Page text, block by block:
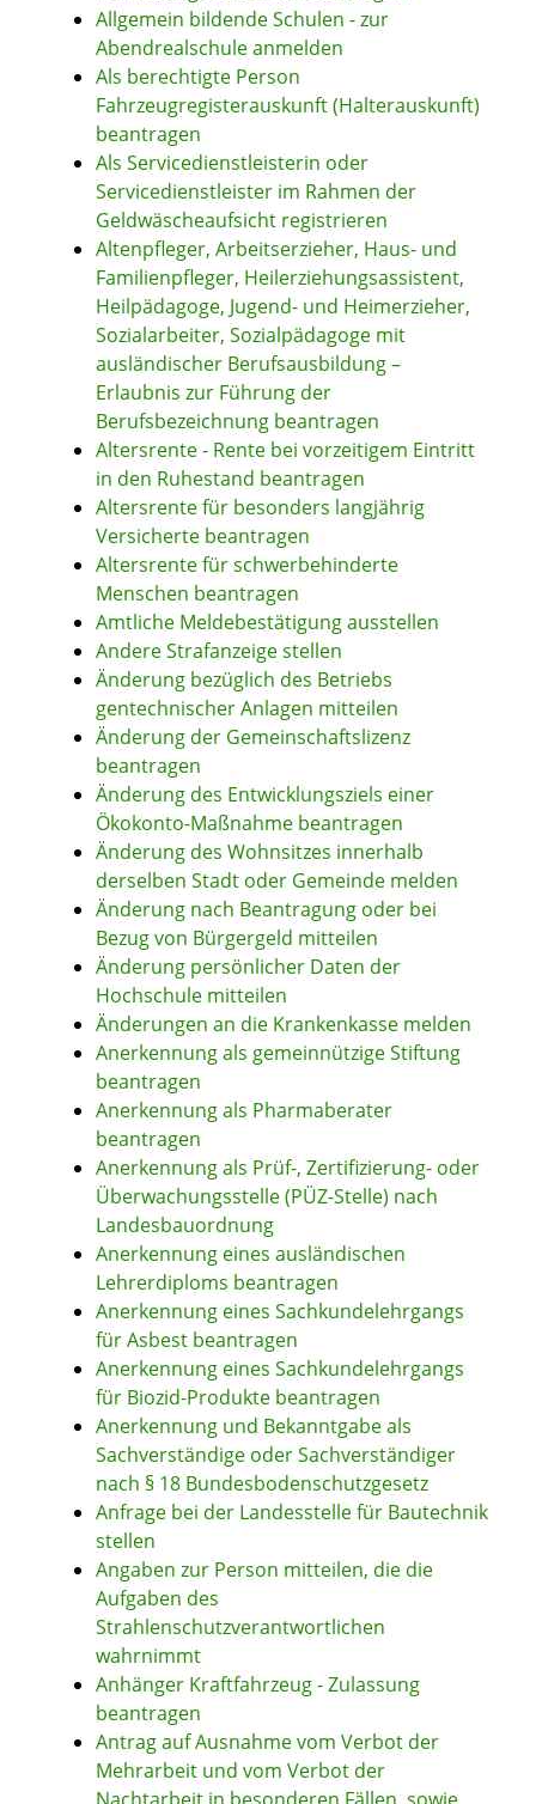
Allgemein bildende Schulen - zur
Abendrealschule anmelden
Als berechtigte Person
Fahrzeugregisterauskunft (Halterauskunft)
beantragen
Als Servicedienstleisterin oder
Servicedienstleister im Rahmen der
Geldwäscheaufsicht registrieren
Altenpfleger, Arbeitserzieher, Haus- und
Familienpfleger, Heilerziehungsassistent,
Heilpädagoge, Jugend- und Heimerzieher,
Sozialarbeiter, Sozialpädagoge mit
ausländischer Berufsausbildung –
Erlaubnis zur Führung der
Berufsbezeichnung beantragen
Altersrente - Rente bei vorzeitigem Eintritt
in den Ruhestand beantragen
Altersrente für besonders langjährig
Versicherte beantragen
Altersrente für schwerbehinderte
Menschen beantragen
Amtliche Meldebestätigung ausstellen
Andere Strafanzeige stellen
Änderung bezüglich des Betriebs
gentechnischer Anlagen mitteilen
Änderung der Gemeinschaftslizenz
beantragen
Änderung des Entwicklungsziels einer
Ökokonto-Maßnahme beantragen
Änderung des Wohnsitzes innerhalb
derselben Stadt oder Gemeinde melden
Änderung nach Beantragung oder bei
Bezug von Bürgergeld mitteilen
Änderung persönlicher Daten der
Hochschule mitteilen
Änderungen an die Krankenkasse melden
Anerkennung als gemeinnützige Stiftung
beantragen
Anerkennung als Pharmaberater
beantragen
Anerkennung als Prüf-, Zertifizierung- oder
Überwachungsstelle (PÜZ-Stelle) nach
Landesbauordnung
Anerkennung eines ausländischen
Lehrerdiploms beantragen
Anerkennung eines Sachkundelehrgangs
für Asbest beantragen
Anerkennung eines Sachkundelehrgangs
für Biozid-Produkte beantragen
Anerkennung und Bekanntgabe als
Sachverständige oder Sachverständiger
nach § 18 Bundesbodenschutzgesetz
Anfrage bei der Landesstelle für Bautechnik
stellen
Angaben zur Person mitteilen, die die
Aufgaben des
Strahlenschutzverantwortlichen
wahrnimmt
Anhänger Kraftfahrzeug - Zulassung
beantragen
Antrag auf Ausnahme vom Verbot der
Mehrarbeit und vom Verbot der